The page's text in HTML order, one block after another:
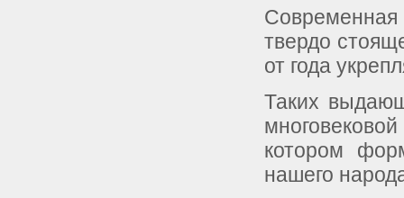
твердо
от года
Таких
котором
нашего